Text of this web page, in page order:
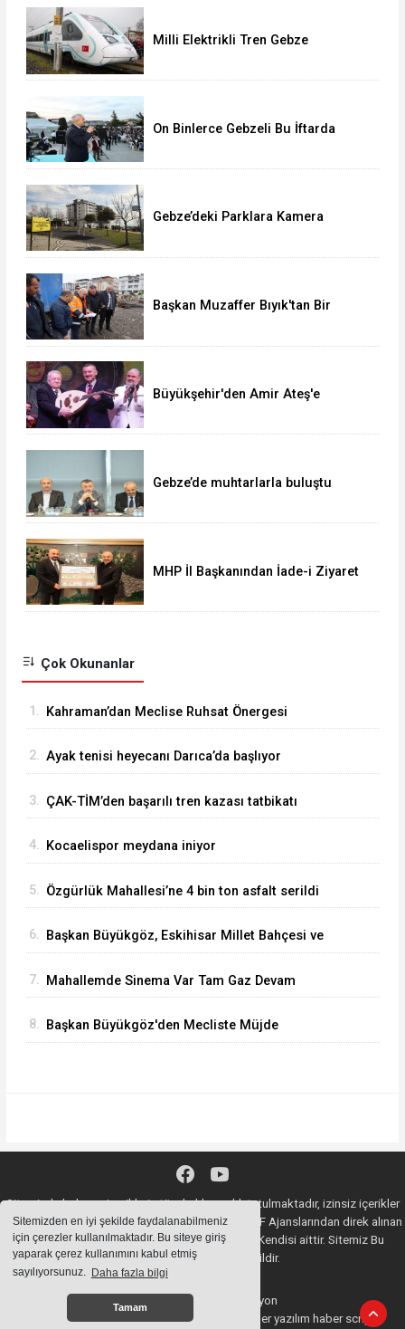
Sitemizden en iyi şekilde faydalanabilmeniz
için çerezler kullanılmaktadır. Bu siteye giriş
yaparak çerez kullanımını kabul etmiş
sayılıyorsunuz. Daha fazla bilgi
Tamam
Milli Elektrikli Tren Gebze
On Binlerce Gebzeli Bu İftarda
Gebze’deki Parklara Kamera
Başkan Muzaffer Bıyık'tan Bir
Büyükşehir'den Amir Ateş'e
Gebze’de muhtarlarla buluştu
MHP İl Başkanından İade-i Ziyaret
Çok Okunanlar
1. Kahraman’dan Meclise Ruhsat Önergesi
2. Ayak tenisi heyecanı Darıca’da başlıyor
3. ÇAK-TİM’den başarılı tren kazası tatbikatı
4. Kocaelispor meydana iniyor
5. Özgürlük Mahallesi’ne 4 bin ton asfalt serildi
6. Başkan Büyükgöz, Eskihisar Millet Bahçesi ve
7. Mahallemde Sinema Var Tam Gaz Devam
8. Başkan Büyükgöz'den Mecliste Müjde
Sitemizde bulunan içeriklerin tüm hakları saklı tutulmaktadır, izinsiz içerikler
kullanılamaz. Copyright 2020© AA, İHA, DHA, İGF Ajanslarından direk alınan
haberlerin YASAL SORUMLULUĞU Ajansların Kendisi aittir. Sitemiz Bu
Haberlerden Sorumlu değildir.
Haber Yazılımı:
Web Aksiyon
haber yazılımı
haber scripti haber yazılım haber script